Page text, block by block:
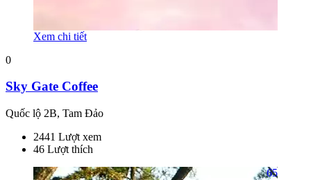
Xem chi tiết
0
Sky Gate Coffee
Quốc lộ 2B, Tam Đảo
2441 Lượt xem
46 Lượt thích
65